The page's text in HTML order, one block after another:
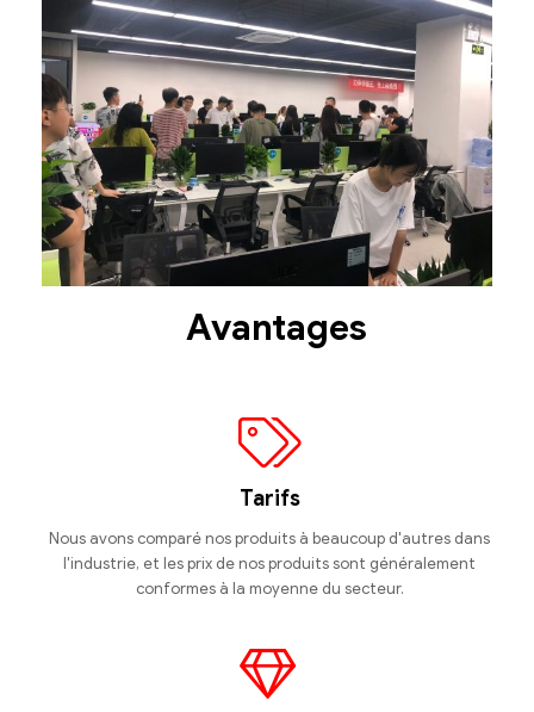
Avantages
Tarifs
Nous avons comparé nos produits à beaucoup d'autres dans
l'industrie, et les prix de nos produits sont généralement
conformes à la moyenne du secteur.